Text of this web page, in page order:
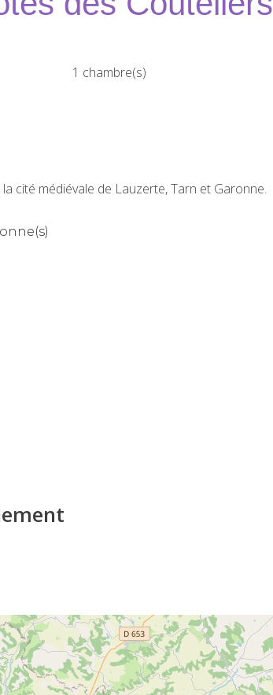
1 chambre(s)
cité médiévale de Lauzerte, Tarn et Garonne.